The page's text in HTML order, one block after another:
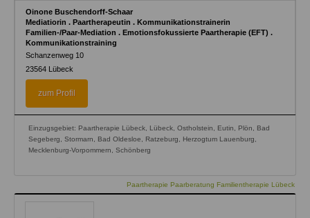
Oinone Buschendorff-Schaar
Mediatiorin . Paartherapeutin . Kommunikationstrainerin
Familien-/Paar-Mediation . Emotionsfokussierte Paartherapie (EFT) .
Kommunikationstraining
Schanzenweg 10
23564 Lübeck
zum Profil
Einzugsgebiet: Paartherapie Lübeck, Lübeck, Ostholstein, Eutin, Plön, Bad
Segeberg, Stormarn, Bad Oldesloe, Ratzeburg, Herzogtum Lauenburg,
Mecklenburg-Vorpommern, Schönberg
Paartherapie Paarberatung Familientherapie Lübeck